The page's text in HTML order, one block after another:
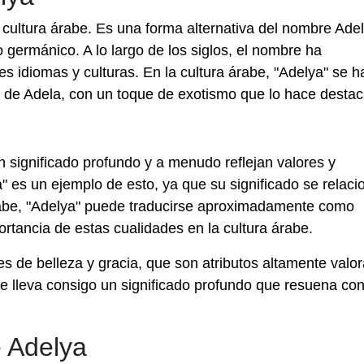
árabe. Es una forma alternativa del nombre
A lo largo de los siglos, el nombre ha
idiomas y culturas. En la cultura árabe, "Adelya" se
Adela, con un toque de exotismo que lo hace
significado profundo y a menudo reflejan valores y
es un ejemplo de esto, ya que su significado se
"Adelya" puede traducirse aproximadamente como
de estas cualidades en la cultura árabe.
de belleza y gracia, que son atributos altamente
lleva consigo un significado profundo que resuena con
Adelya